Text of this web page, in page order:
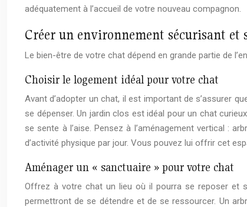
adéquatement à l’accueil de votre nouveau compagnon.
Créer un environnement sécurisant
Le bien-être de votre chat dépend en grande partie de
Choisir le logement idéal pour votre chat
Avant d’adopter un chat, il est important de s’assurer
se dépenser. Un jardin clos est idéal pour un chat
se sente à l’aise. Pensez à l’aménagement vertical :
d’activité physique par jour. Vous pouvez lui offrir cet
Aménager un « sanctuaire » pour votre chat
Offrez à votre chat un lieu où il pourra se reposer et
permettront de se détendre et de se ressourcer. Un